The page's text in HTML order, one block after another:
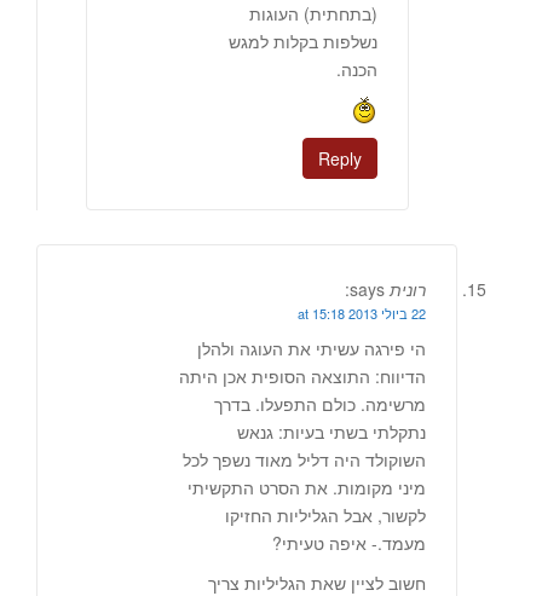
(בתחתית) העוגות
נשלפות בקלות למגש
הכנה.
Reply
רונית says:
22 ביולי 2013 at 15:18
הי פירגה עשיתי את העוגה ולהלן
הדיווח: התוצאה הסופית אכן היתה
מרשימה. כולם התפעלו. בדרך
נתקלתי בשתי בעיות: גנאש
השוקולד היה דליל מאוד נשפך לכל
מיני מקומות. את הסרט התקשיתי
לקשור, אבל הגליליות החזיקו
מעמד.- איפה טעיתי?
חשוב לציין שאת הגליליות צריך